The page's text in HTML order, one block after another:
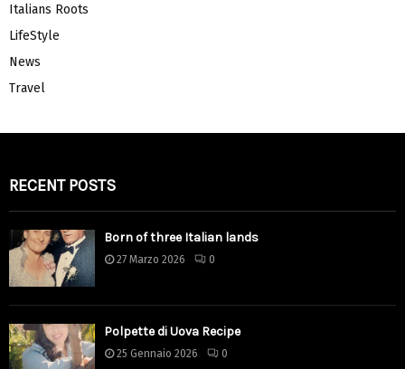
Italians Roots
LifeStyle
News
Travel
RECENT POSTS
Born of three Italian lands
27 Marzo 2026 0
Polpette di Uova Recipe
25 Gennaio 2026 0